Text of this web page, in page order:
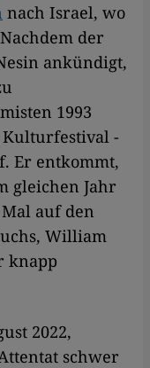
nach Israel, wo
der
ankündigt,
1993
-
Er entkommt,
gleichen Jahr
auf den
William
knapp
2022,
schwer